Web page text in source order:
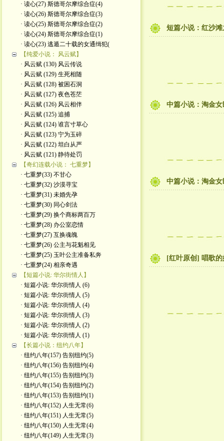
· 读心(27) 斯德哥尔摩综合症(4)
· 读心(26) 斯德哥尔摩综合症(3)
· 读心(25) 斯德哥尔摩综合症(2)
· 读心(24) 斯德哥尔摩综合症(1)
· 读心(23) 逃遁二十载的女通缉犯(
【纯爱小说： 风云赋】
· 风云赋 (130) 风云传说
· 风云赋 (129) 生死相随
· 风云赋 (128) 被困石洞
· 风云赋 (127) 夜色苍茫
· 风云赋 (126) 风云相伴
· 风云赋 (125) 追捕
· 风云赋 (124) 谁言寸草心
· 风云赋 (123) 宁为玉碎
· 风云赋 (122) 坦白从严
· 风云赋 (121) 静待处罚
【奇幻连载小说： 七重梦】
· 七重梦(33) 不甘心
· 七重梦(32) 沙漠寻宝
· 七重梦(31) 未婚先孕
· 七重梦(30) 同心剑法
· 七重梦(29) 换个商标两百万
· 七重梦(28) 办公室恋情
· 七重梦(27) 互换魂魄
· 七重梦(26) 公主与花魁相见
· 七重梦(25) 玉叶公主准备私奔
· 七重梦(24) 相亲奇遇
【短篇小说: 华尔街情人】
· 短篇小说: 华尔街情人 (6)
· 短篇小说: 华尔街情人 (5)
· 短篇小说: 华尔街情人 (4)
· 短篇小说: 华尔街情人 (3)
· 短篇小说: 华尔街情人 (2)
· 短篇小说: 华尔街情人 (1)
【长篇小说：纽约八年】
· 纽约八年(157) 告别纽约(5)
· 纽约八年(156) 告别纽约(4)
· 纽约八年(155) 告别纽约(3)
· 纽约八年(154) 告别纽约(2)
· 纽约八年(153) 告别纽约(1)
· 纽约八年(152) 人生无常(6)
· 纽约八年(151) 人生无常(5)
· 纽约八年(150) 人生无常(4)
· 纽约八年(149) 人生无常(3)
短篇小说：红沙
中篇小说：淘金女
中篇小说：淘金女
[红叶原创] 唱歌